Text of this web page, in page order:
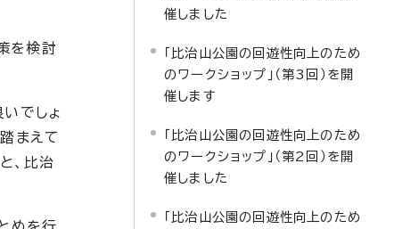
を検討
でしょ
まえて
、比治
催しました
「比治山公園の回遊性向上のため
のワークショップ」（第3回）を開
催します
「比治山公園の回遊性向上のため
のワークショップ」（第2回）を開
催しました
「比治山公園の回遊性向上のため